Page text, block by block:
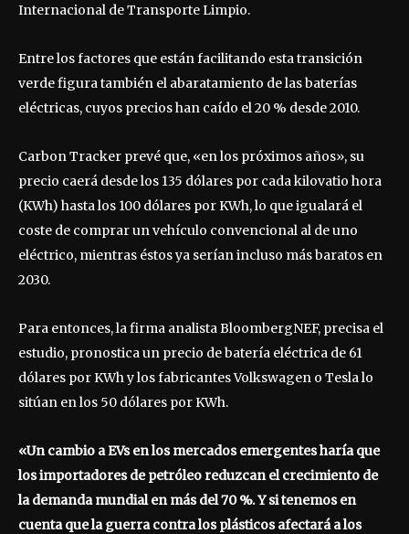
Internacional de Transporte Limpio.
Entre los factores que están facilitando esta transición
verde figura también el abaratamiento de las baterías
eléctricas, cuyos precios han caído el 20 % desde 2010.
Carbon Tracker prevé que, «en los próximos años», su
precio caerá desde los 135 dólares por cada kilovatio hora
(KWh) hasta los 100 dólares por KWh, lo que igualará el
coste de comprar un vehículo convencional al de uno
eléctrico, mientras éstos ya serían incluso más baratos en
2030.
Para entonces, la firma analista BloombergNEF, precisa el
estudio, pronostica un precio de batería eléctrica de 61
dólares por KWh y los fabricantes Volkswagen o Tesla lo
sitúan en los 50 dólares por KWh.
«Un cambio a EVs en los mercados emergentes haría que
los importadores de petróleo reduzcan el crecimiento de
la demanda mundial en más del 70 %. Y si tenemos en
cuenta que la guerra contra los plásticos afectará a los